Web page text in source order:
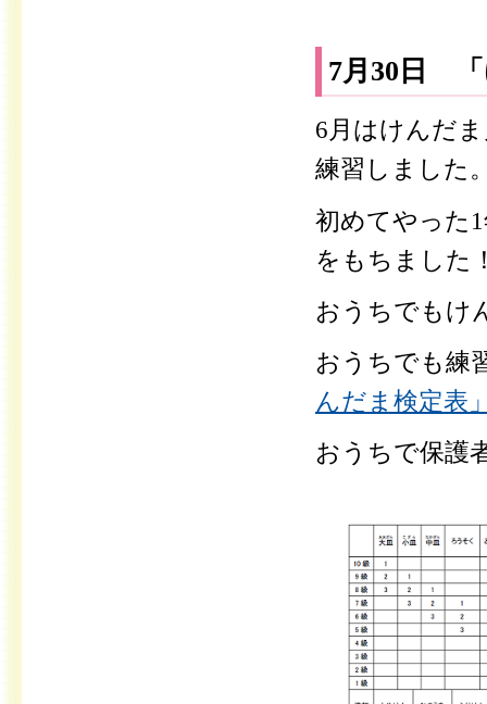
7月30日 「
6月はけんだ
練習しました
初めてやった
をもちました
おうちでもけ
おうちでも練
んだま検定表
おうちで保護